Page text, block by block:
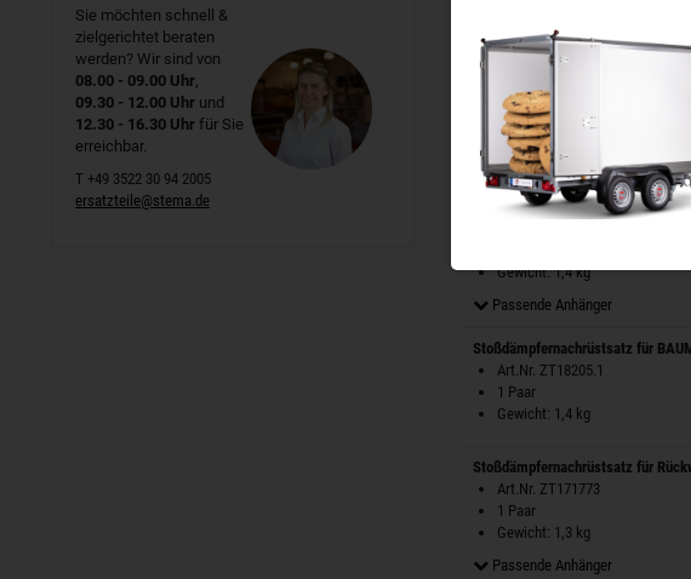
Stoßdämpfernachrüstsatz für WOM
Art.Nr. ZT171100
1 Paar
Gewicht: 1,4 kg
Passende Anhänger
Stoßdämpfernachrüstsatz für
Gewicht: 1,4 kg
Passende Anhänger
Stoßdämpfernachrüstsatz für
Art.Nr. ZT18205.1
1 Paar
Gewicht: 1,4 kg
Stoßdämpfernachrüstsatz für
Art.Nr. ZT171773
1 Paar
Gewicht: 1,3 kg
Passende Anhänger
Sie möchten schnell &
zielgerichtet beraten
werden? Wir sind von
08.00 - 09.00 Uhr,
09.30 - 12.00 Uhr und
12.30 - 16.30 Uhr für Sie
erreichbar.
T +49 3522 30 94 2005
ersatzteile@stema.de